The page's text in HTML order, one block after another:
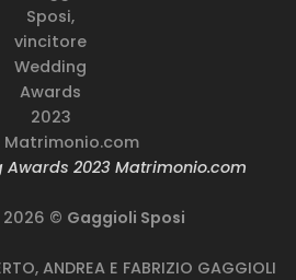
Awards 2023 Matrimonio.com
© Gaggioli Sposi
ANDREA E FABRIZIO GAGGIOLI